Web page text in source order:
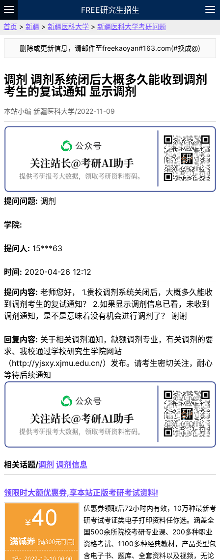
FREE研究生招生
题库
故事 专题 APP 笔记
论坛
VIP
资料
首页 > 新疆 > 新疆医科大学 > 新疆医科大学考研问题
删除或更新信息，请邮件至freekaoyan#163.com(#换成@)
调剂 调剂系统闭后大概多久能收到调剂
考生的复试通知 显示调剂
本站小编 新疆医科大学/2022-11-09
提问问题: 调剂
学院:
提问人: 15***63
时间: 2020-04-26 12:12
提问内容: 老师您好， 1.贵校调剂系统关闭后，大概多久能收
到调剂考生的复试通知？ 2.如果显示调剂信息已看，未收到
调剂通知，是不是意味着没有机会进行调剂了？ 谢谢
回复内容: 关于相关调剂通知，缺额调剂专业，有关调剂的要
求、我校通过学校研究生学院网站
（http://yjsxy.xjmu.edu.cn/）发布。请考生密切关注，耐心
等待后续通知
相关话题/调剂 调剂信息
领限时大额优惠券,享本站正版考研考试资料!
优惠券领取后72小时内有效，10万种最新考
研考试考证类电子打印资料任你选。涵盖全
国500余所院校考研专业课、200多种职业
资格考试、1100多种经典教材，产品类型包
含电子书、题库、全套资料以及视频，无论